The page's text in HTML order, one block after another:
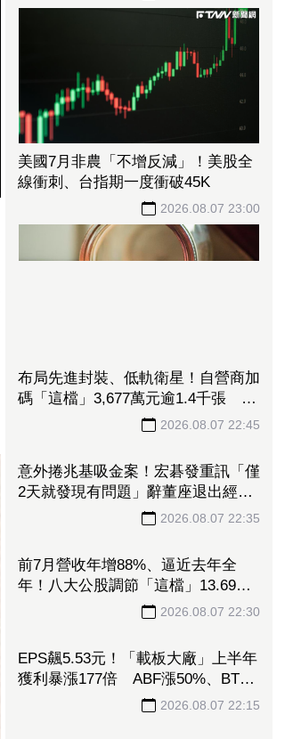
美國7月非農「不增反減」！美股全
線衝刺、台指期一度衝破45K
2026.08.07 23:00
布局先進封裝、低軌衛星！自營商加
碼「這檔」3,677萬元逾1.4千張 加
2026.08.07 22:45
意外捲兆基吸金案！宏碁發重訊「僅
2天就發現有問題」辭董座退出經